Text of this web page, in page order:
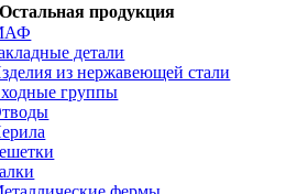
Остальная продукция
детали
из нержавеющей стали
группы